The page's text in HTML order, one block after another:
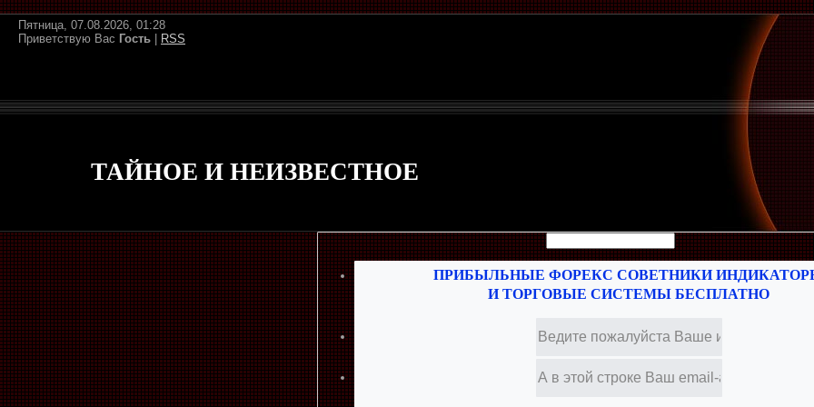
Пятница, 07.08.2026, 01:28
Приветствую Вас Гость RSS
ТАЙНОЕ И НЕИЗВЕСТНОЕ
ПРИБЫЛЬНЫЕ ФОРЕКС СОВЕТНИКИ
И ТОРГОВЫЕ СИСТЕМЫ БЕСПЛАТНО